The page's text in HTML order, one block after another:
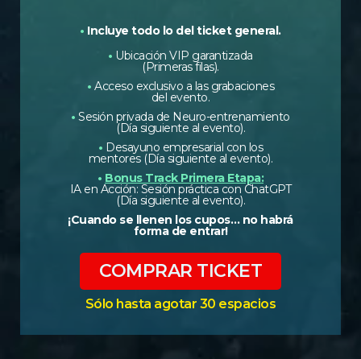
• Incluye todo lo del ticket general.
• Ubicación VIP garantizada
(Primeras filas).
• Acceso exclusivo a las grabaciones
del evento.
•Sesión privada de Neuro-entrenamiento
(Día siguiente al evento).
• Desayuno empresarial con los
mentores (Día siguiente al evento).
• Bonus Track Primera Etapa:
IA en Acción: Sesión práctica con ChatGPT
(Día siguiente al evento).
¡Cuando se llenen los cupos… no habrá
forma de entrar!
COMPRAR TICKET
Sólo hasta agotar 30 espacios